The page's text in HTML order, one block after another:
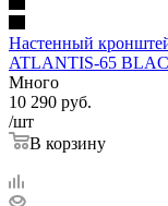
Настенный
ATLANTIS-65
Много
10 290 руб.
/шт
В корзину